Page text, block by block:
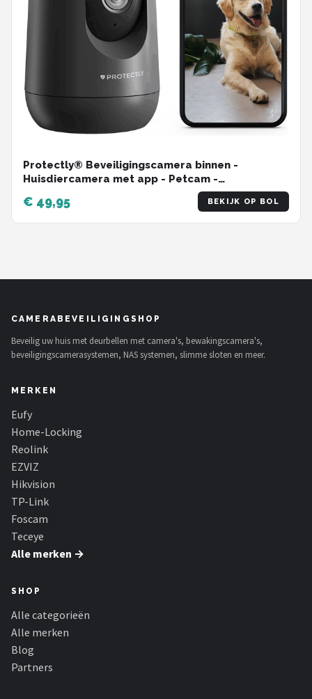
Protectly® Beveiligingscamera binnen -
Huisdiercamera met app - Petcam -
Hondencamera - Met WiFi APP - 2K 3MP Ultra HD
- Volgt beweging en geluidsdetectie - Indoor
Camera - Zwart
€ 49,95 BEKIJK OP BOL
CAMERABEVEILIGINGSHOP
Beveilig uw huis met deurbellen met camera's, bewakingscamera's,
beveiligingscamerasystemen, NAS systemen, slimme sloten en meer.
MERKEN
Eufy
Home-Locking
Reolink
EZVIZ
Hikvision
TP-Link
Foscam
Teceye
Alle merken →
SHOP
Alle categorieën
Alle merken
Blog
Partners